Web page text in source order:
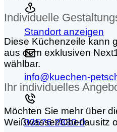
Standort anzeigen
info@kuechen-
03576 2830-0
Individuelle
Diese Küchenzeile kann
aus dem exklusiven
wählbar.
Ihr individuelles
Möchten Sie mehr über
Weißwasser/Oberlausitz